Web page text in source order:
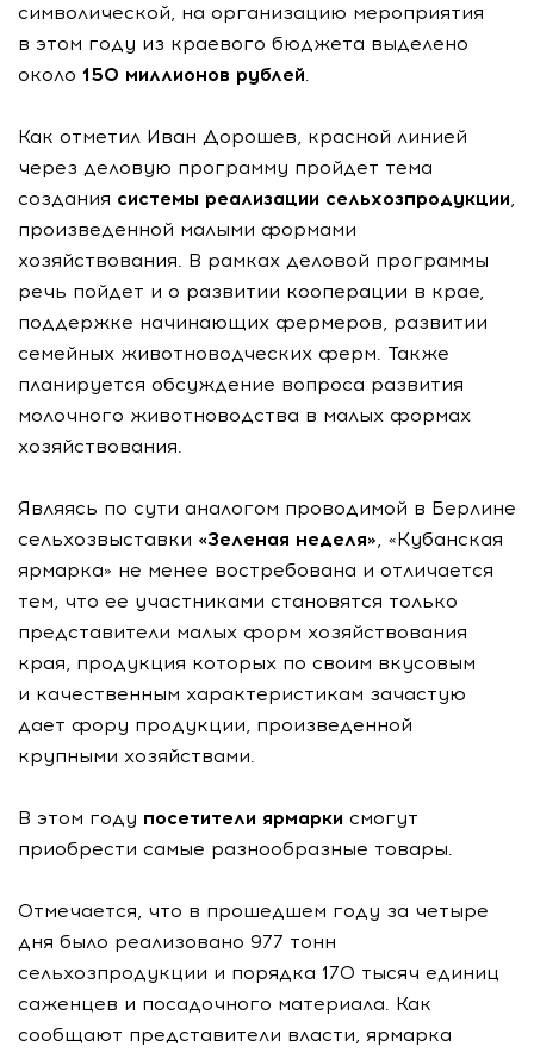
символической, на организацию мероприятия
в этом году из краевого бюджета выделено
около 150 миллионов рублей.
Как отметил Иван Дорошев, красной линией
через деловую программу пройдет тема
создания системы реализации сельхозпродукции,
произведенной малыми формами
хозяйствования. В рамках деловой программы
речь пойдет и о развитии кооперации в крае,
поддержке начинающих фермеров, развитии
семейных животноводческих ферм. Также
планируется обсуждение вопроса развития
молочного животноводства в малых формах
хозяйствования.
Являясь по сути аналогом проводимой в Берлине
сельхозвыставки «Зеленая неделя», «Кубанская
ярмарка» не менее востребована и отличается
тем, что ее участниками становятся только
представители малых форм хозяйствования
края, продукция которых по своим вкусовым
и качественным характеристикам зачастую
дает фору продукции, произведенной
крупными хозяйствами.
В этом году посетители ярмарки смогут
приобрести самые разнообразные товары.
Отмечается, что в прошедшем году за четыре
дня было реализовано 977 тонн
сельхозпродукции и порядка 170 тысяч единиц
саженцев и посадочного материала. Как
сообщают представители власти, ярмарка